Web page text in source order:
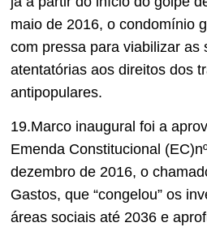
maio de 2016, o condomínio
com pressa para viabilizar as
atentatórias aos direitos dos
antipopulares.
19.Marco inaugural foi a
Emenda Constitucional
dezembro de 2016, o
Gastos, que “congelou” os
áreas sociais até 2036 e